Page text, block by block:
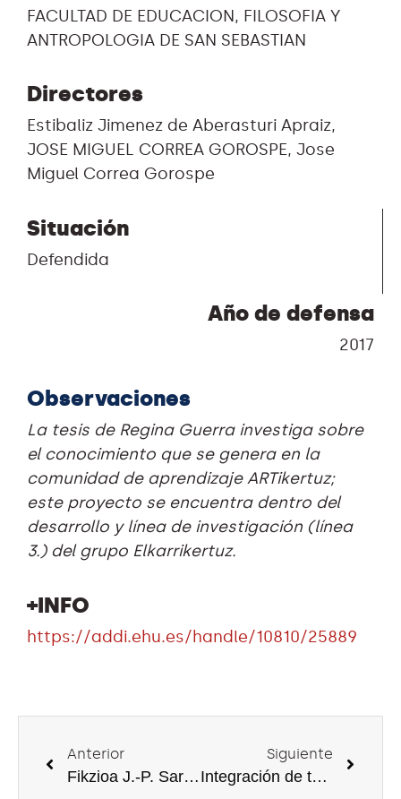
FACULTAD DE EDUCACION, FILOSOFIA Y
ANTROPOLOGIA DE SAN SEBASTIAN
Directores
Estibaliz Jimenez de Aberasturi Apraiz,
JOSE MIGUEL CORREA GOROSPE, Jose
Miguel Correa Gorospe
Situación
Defendida
Año de defensa
2017
Observaciones
La tesis de Regina Guerra investiga sobre
el conocimiento que se genera en la
comunidad de aprendizaje ARTikertuz;
este proyecto se encuentra dentro del
desarrollo y línea de investigación (línea
3.) del grupo Elkarrikertuz.
+INFO
https://addi.ehu.es/handle/10810/25889
Anterior
Fikzioa J.-P. Sartreren diskurtso teorikoan:fikzioaren antolamendua «L´être et le néant» obra filosofikoaren «begirada» kapituluan
Siguiente
Integración de tecnología digital en un centro de educación infantil y primaria de la Comunidad Autónoma Vasca: de las políticas a las prácticas. Una investigación narrativa